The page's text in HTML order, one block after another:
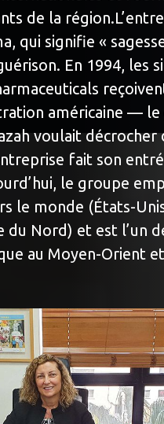
de la
qui signifie «
En 1994, les
américaine — le
voulait décrocher
fait son
le groupe
le monde (États-
Nord) et est l’un
au Moyen-Orient